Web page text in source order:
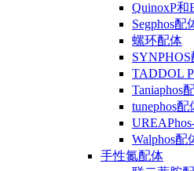
QuinoxP和
Segphos配
螺环配体
TADDOL
Taniaphos
tunephos配
Walphos配
手性氮配体